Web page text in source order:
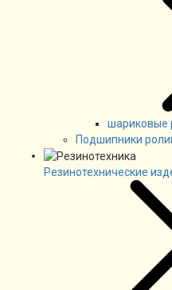
шариковые
Подшипники
Резинотехнические